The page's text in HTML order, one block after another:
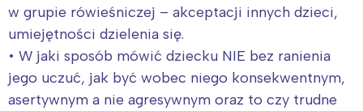
w grupie rówieśniczej – akceptacji innych dzieci,
umiejętności dzielenia się.
• W jaki sposób mówić dziecku NIE bez ranienia
jego uczuć, jak być wobec niego konsekwentnym,
asertywnym a nie agresywnym oraz to czy trudne